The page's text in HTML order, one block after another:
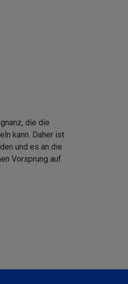
die die
kann. Daher ist
und es an die
Vorsprung auf